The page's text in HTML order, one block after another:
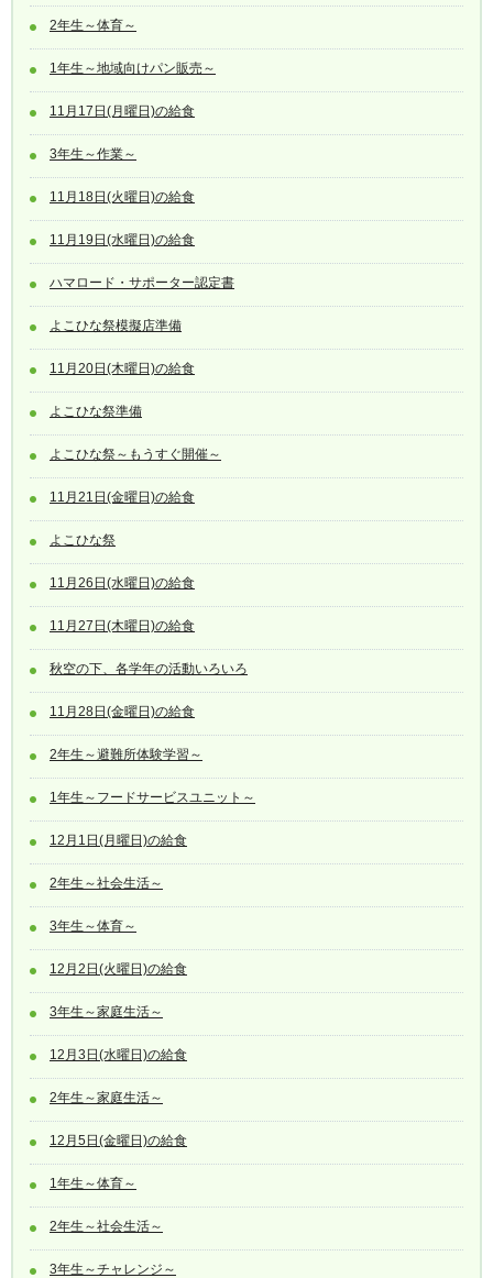
2年生～体育～
1年生～地域向けパン販売～
11月17日(月曜日)の給食
3年生～作業～
11月18日(火曜日)の給食
11月19日(水曜日)の給食
ハマロード・サポーター認定書
よこひな祭模擬店準備
11月20日(木曜日)の給食
よこひな祭準備
よこひな祭～もうすぐ開催～
11月21日(金曜日)の給食
よこひな祭
11月26日(水曜日)の給食
11月27日(木曜日)の給食
秋空の下、各学年の活動いろいろ
11月28日(金曜日)の給食
2年生～避難所体験学習～
1年生～フードサービスユニット～
12月1日(月曜日)の給食
2年生～社会生活～
3年生～体育～
12月2日(火曜日)の給食
3年生～家庭生活～
12月3日(水曜日)の給食
2年生～家庭生活～
12月5日(金曜日)の給食
1年生～体育～
2年生～社会生活～
3年生～チャレンジ～